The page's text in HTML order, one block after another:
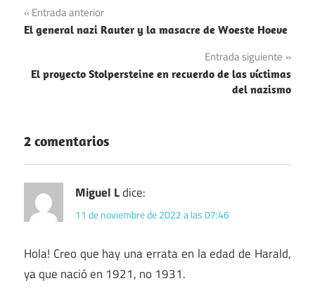
Segunda
Navegación
de
entradas
Entrada anterior
El general nazi Rauter y la masacre de Woeste Hoeve
Entrada siguiente
El proyecto Stolpersteine en recuerdo de las víctimas
del nazismo
2 comentarios
Miguel Ldice:
11 de noviembre de 2022 a las 07:46
Hola! Creo que hay una errata en la edad de Harald,
ya que nació en 1921, no 1931.